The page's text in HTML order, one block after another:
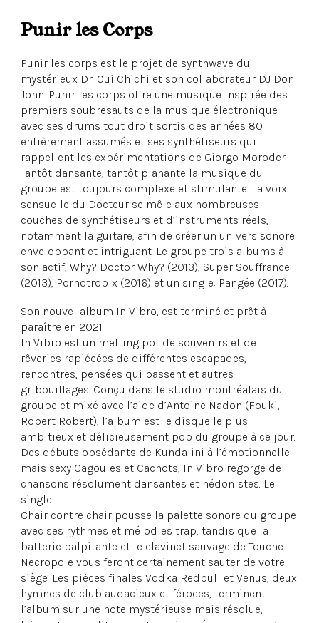
Punir les Corps
Punir les corps est le projet de synthwave du
mystérieux Dr. Oui Chichi et son collaborateur DJ Don
John. Punir les corps offre une musique inspirée des
premiers soubresauts de la musique électronique
avec ses drums tout droit sortis des années 80
entièrement assumés et ses synthétiseurs qui
rappellent les expérimentations de Giorgo Moroder.
Tantôt dansante, tantôt planante la musique du
groupe est toujours complexe et stimulante. La voix
sensuelle du Docteur se mêle aux nombreuses
couches de synthétiseurs et d’instruments réels,
notamment la guitare, afin de créer un univers sonore
enveloppant et intriguant. Le groupe trois albums à
son actif, Why? Doctor Why? (2013), Super Souffrance
(2013), Pornotropix (2016) et un single: Pangée (2017).
Son nouvel album In Vibro, est terminé et prêt à
paraître en 2021.
In Vibro est un melting pot de souvenirs et de
rêveries rapiécées de différentes escapades,
rencontres, pensées qui passent et autres
gribouillages. Conçu dans le studio montréalais du
groupe et mixé avec l’aide d’Antoine Nadon (Fouki,
Robert Robert), l’album est le disque le plus
ambitieux et délicieusement pop du groupe à ce jour.
Des débuts obsédants de Kundalini à l’émotionnelle
mais sexy Cagoules et Cachots, In Vibro regorge de
chansons résolument dansantes et hédonistes. Le
single
Chair contre chair pousse la palette sonore du groupe
avec ses rythmes et mélodies trap, tandis que la
batterie palpitante et le clavinet sauvage de Touche
Necropole vous feront certainement sauter de votre
siège. Les pièces finales Vodka Redbull et Venus, deux
hymnes de club audacieux et féroces, terminent
l’album sur une note mystérieuse mais résolue,